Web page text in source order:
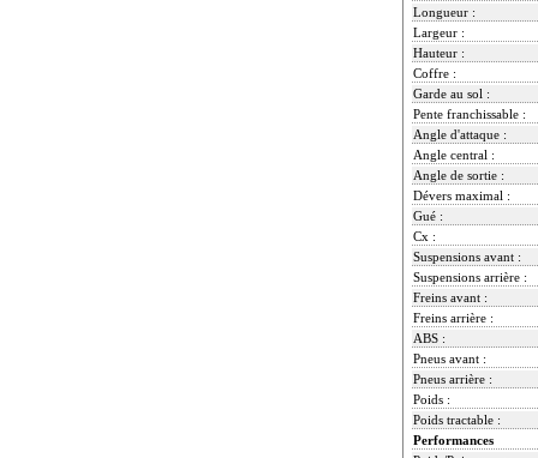
Longueur :
Largeur :
Hauteur :
Coffre :
Garde au sol :
Pente franchissable :
Angle d'attaque :
Angle central :
Angle de sortie :
Dévers maximal :
Gué :
Cx :
Suspensions avant :
Suspensions arrière :
Freins avant :
Freins arrière :
ABS :
Pneus avant :
Pneus arrière :
Poids :
Poids tractable :
Performances